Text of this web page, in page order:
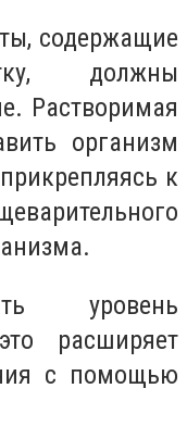
содержащие
должны
Растворимая
организм
к
уровень
расширяет
с помощью